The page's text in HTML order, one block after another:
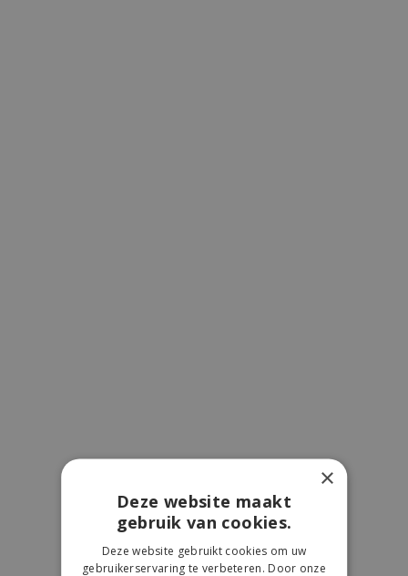
×
Deze website maakt
gebruik van cookies.
Deze website gebruikt cookies om uw
gebruikerservaring te verbeteren. Door onze